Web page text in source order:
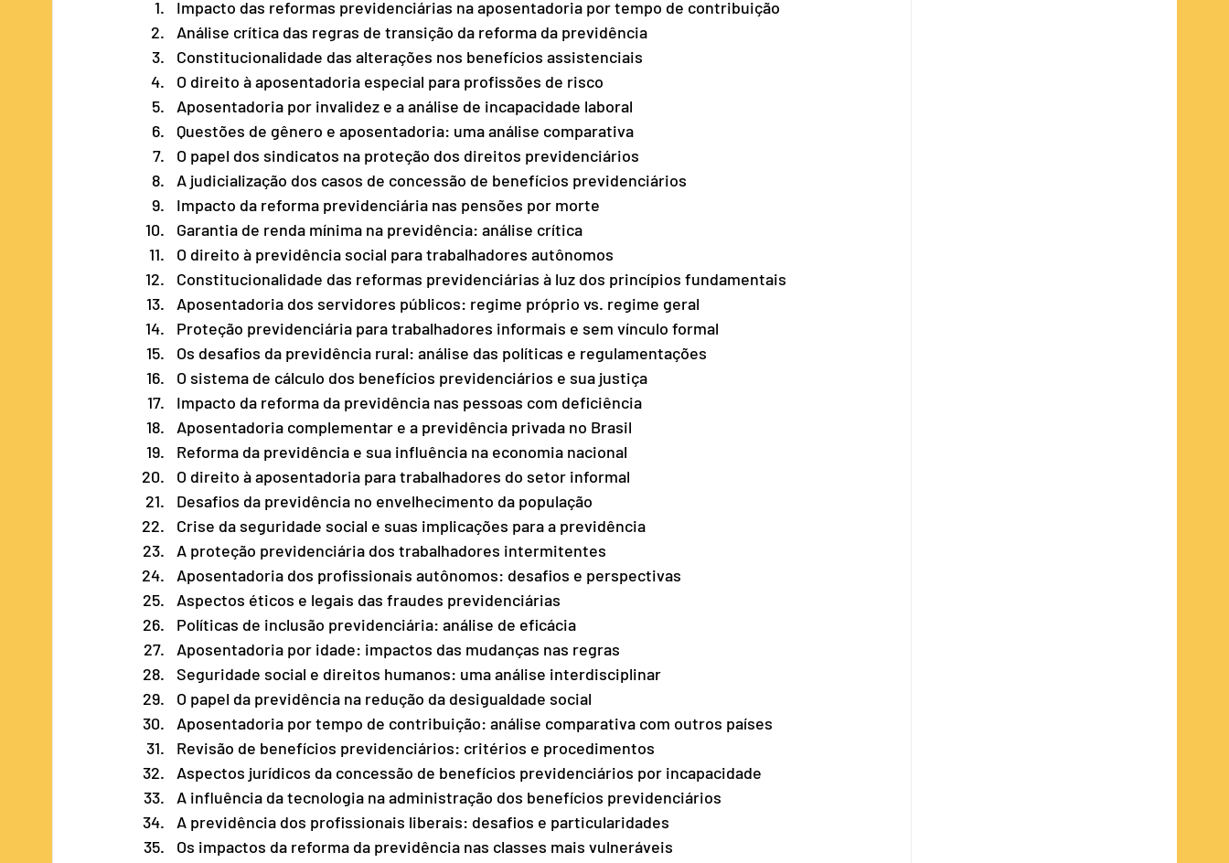
Impacto das reformas previdenciárias na aposentadoria por tempo de contribuição
Análise crítica das regras de transição da reforma da previdência
Constitucionalidade das alterações nos benefícios assistenciais
O direito à aposentadoria especial para profissões de risco
Aposentadoria por invalidez e a análise de incapacidade laboral
Questões de gênero e aposentadoria: uma análise comparativa
O papel dos sindicatos na proteção dos direitos previdenciários
A judicialização dos casos de concessão de benefícios previdenciários
Impacto da reforma previdenciária nas pensões por morte
Garantia de renda mínima na previdência: análise crítica
O direito à previdência social para trabalhadores autônomos
Constitucionalidade das reformas previdenciárias à luz dos princípios fundamentais
Aposentadoria dos servidores públicos: regime próprio vs. regime geral
Proteção previdenciária para trabalhadores informais e sem vínculo formal
Os desafios da previdência rural: análise das políticas e regulamentações
O sistema de cálculo dos benefícios previdenciários e sua justiça
Impacto da reforma da previdência nas pessoas com deficiência
Aposentadoria complementar e a previdência privada no Brasil
Reforma da previdência e sua influência na economia nacional
O direito à aposentadoria para trabalhadores do setor informal
Desafios da previdência no envelhecimento da população
Crise da seguridade social e suas implicações para a previdência
A proteção previdenciária dos trabalhadores intermitentes
Aposentadoria dos profissionais autônomos: desafios e perspectivas
Aspectos éticos e legais das fraudes previdenciárias
Políticas de inclusão previdenciária: análise de eficácia
Aposentadoria por idade: impactos das mudanças nas regras
Seguridade social e direitos humanos: uma análise interdisciplinar
O papel da previdência na redução da desigualdade social
Aposentadoria por tempo de contribuição: análise comparativa com outros países
Revisão de benefícios previdenciários: critérios e procedimentos
Aspectos jurídicos da concessão de benefícios previdenciários por incapacidade
A influência da tecnologia na administração dos benefícios previdenciários
A previdência dos profissionais liberais: desafios e particularidades
Os impactos da reforma da previdência nas classes mais vulneráveis